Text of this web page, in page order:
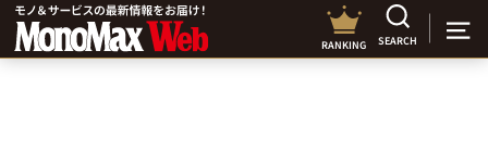
RANKING SEARCH